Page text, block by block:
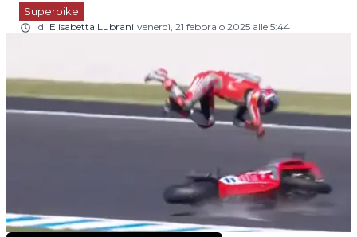
Superbike
di Elisabetta Lubrani venerdì, 21 febbraio 2025 alle 5:44